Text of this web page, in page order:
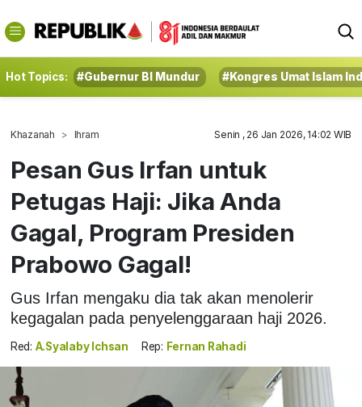
Hot Topics: #Gubernur BI Mundur #Kongres Umat Islam
Khazanah Ihram Senin , 26 Jan 2026, 14:02 WIB
Pesan Gus Irfan untuk
Petugas Haji: Jika Anda
Gagal, Program Presiden
Prabowo Gagal!
Gus Irfan mengaku dia tak akan menolerir
kegagalan pada penyelenggaraan haji 2026.
Red: A.Syalaby Ichsan Rep: Fernan Rahadi